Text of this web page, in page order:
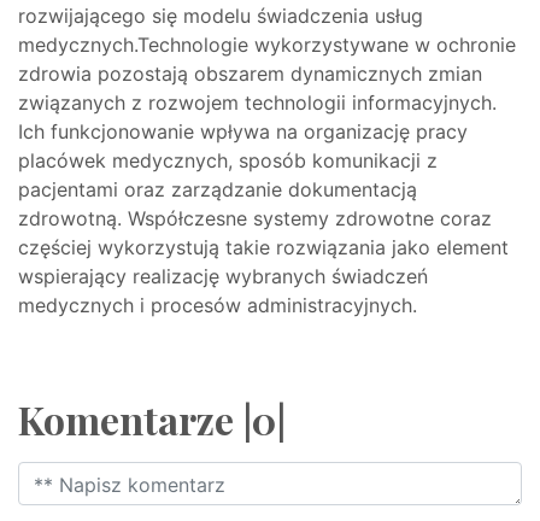
rozwijającego się modelu świadczenia usług
medycznych.Technologie wykorzystywane w ochronie
zdrowia pozostają obszarem dynamicznych zmian
związanych z rozwojem technologii informacyjnych.
Ich funkcjonowanie wpływa na organizację pracy
placówek medycznych, sposób komunikacji z
pacjentami oraz zarządzanie dokumentacją
zdrowotną. Współczesne systemy zdrowotne coraz
częściej wykorzystują takie rozwiązania jako element
wspierający realizację wybranych świadczeń
medycznych i procesów administracyjnych.
Komentarze |0|